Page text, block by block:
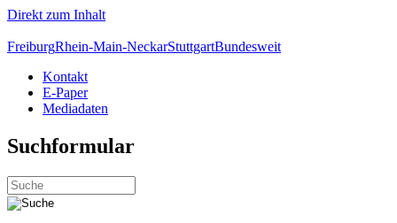
Direkt zum Inhalt
FreiburgRhein-Main-NeckarStuttgartBundesweit
Kontakt
E-Paper
Mediadaten
Suchformular